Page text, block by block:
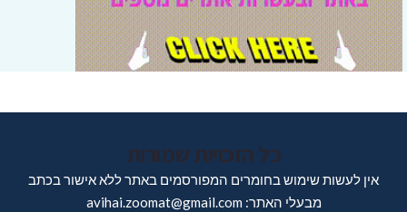
כל הזכויות שמורות
אין לעשות שימוש בחומרים המפורסמים באתר ללא אישור בכתב
מבעלי האתר: avihai.zoomat@gmail.com